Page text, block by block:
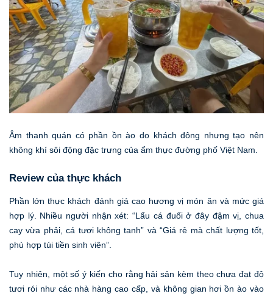
Âm thanh quán có phần ồn ào do khách đông nhưng tạo nên
không khí sôi động đặc trưng của ẩm thực đường phố Việt Nam.
Review của thực khách
Phần lớn thực khách đánh giá cao hương vị món ăn và mức giá
hợp lý. Nhiều người nhận xét: “Lẩu cá đuối ở đây đậm vị, chua
cay vừa phải, cá tươi không tanh” và “Giá rẻ mà chất lượng tốt,
phù hợp túi tiền sinh viên”.
Tuy nhiên, một số ý kiến cho rằng hải sản kèm theo chưa đạt độ
tươi rói như các nhà hàng cao cấp, và không gian hơi ồn ào vào